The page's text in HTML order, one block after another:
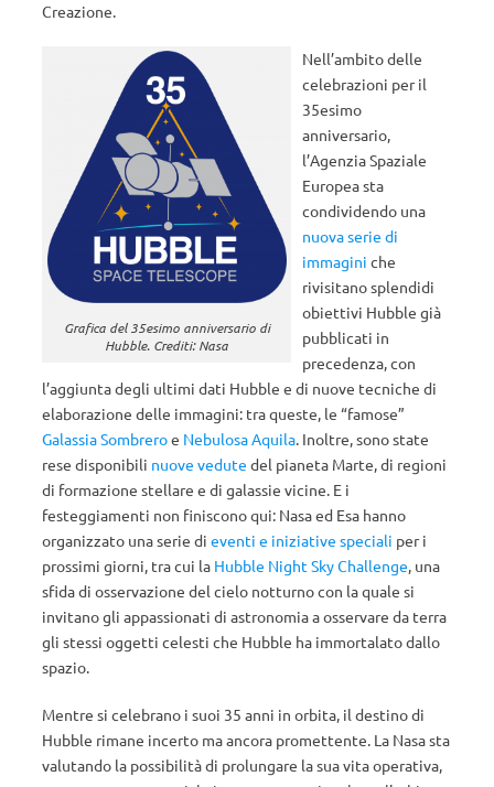
Creazione.
Grafica del 35esimo anniversario di
Hubble. Crediti: Nasa
Nell’ambito delle
celebrazioni per il
35esimo
anniversario,
l’Agenzia Spaziale
Europea sta
condividendo una
nuova serie di
immagini che
rivisitano splendidi
obiettivi Hubble già
pubblicati in
precedenza, con
l’aggiunta degli ultimi dati Hubble e di nuove tecniche di
elaborazione delle immagini: tra queste, le “famose”
Galassia Sombreroe Nebulosa Aquila. Inoltre, sono state
rese disponibili nuove vedute del pianeta Marte, di regioni
di formazione stellare e di galassie vicine. E i
festeggiamenti non finiscono qui: Nasa ed Esa hanno
organizzato una serie di eventi e iniziative speciali per i
prossimi giorni, tra cui la Hubble Night Sky Challenge, una
sfida di osservazione del cielo notturno con la quale si
invitano gli appassionati di astronomia a osservare da terra
gli stessi oggetti celesti che Hubble ha immortalato dallo
spazio.
Mentre si celebrano i suoi 35 anni in orbita, il destino di
Hubble rimane incerto ma ancora promettente. La Nasa sta
valutando la possibilità di prolungare la sua vita operativa,